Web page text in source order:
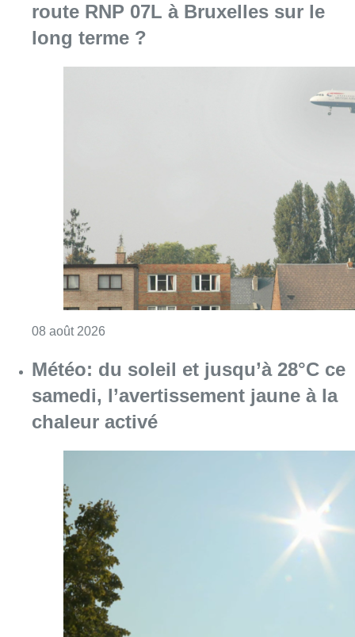
route RNP 07L à Bruxelles sur le
long terme ?
08 août 2026
Météo: du soleil et jusqu’à 28°C ce
samedi, l’avertissement jaune à la
chaleur activé